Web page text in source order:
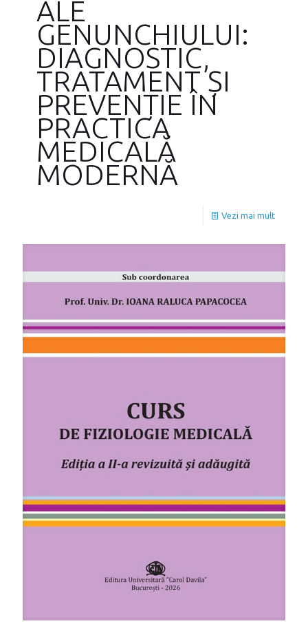
ALE
GENUNCHIULUI:
DIAGNOSTIC,
TRATAMENT ȘI
PREVENȚIE ÎN
PRACTICA
MEDICALĂ
MODERNĂ
Vezi mai mult